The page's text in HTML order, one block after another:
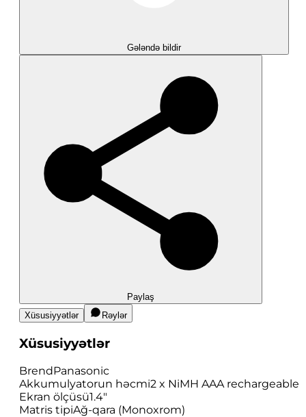
Gələndə bildir
Paylaş
Xüsusiyyətlər
Rəylər
Xüsusiyyətlər
BrendPanasonic
Akkumulyatorun həcmi2 x NiMH AAA rechargeable
Ekran ölçüsü1.4"
Matris tipiAğ-qara (Monoxrom)